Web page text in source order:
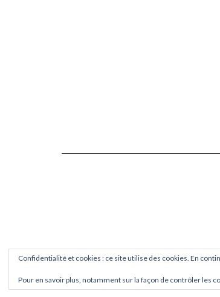
Confidentialité et cookies : ce site utilise des cookies. En
Pour en savoir plus, notamment sur la façon de contrôler les